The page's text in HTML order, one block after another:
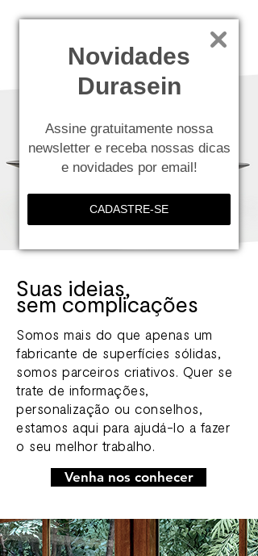
Novidades
Durasein
Assine gratuitamente nossa
newsletter e receba nossas dicas
e novidades por email!
CADASTRE-SE
Suas ideias,
sem complicações
Somos mais do que apenas um
fabricante de superfícies sólidas,
somos parceiros criativos. Quer se
trate de informações,
personalização ou conselhos,
estamos aqui para ajudá-lo a fazer
o seu melhor trabalho.
Venha nos conhecer